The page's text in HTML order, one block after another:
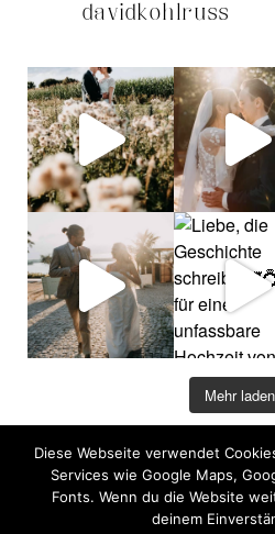
davidkohlruss
Mehr
©2026 COPYRIGHT
Impressum
Diese Webseite verwendet
Services wie Google Maps,
Fonts. Wenn du die Website
deinem